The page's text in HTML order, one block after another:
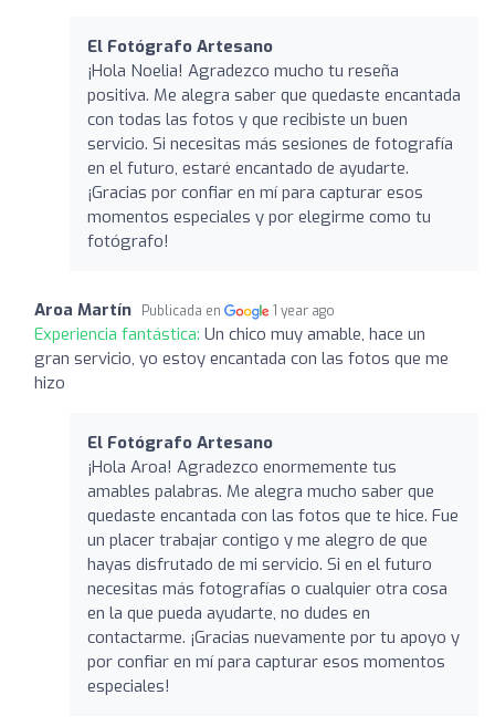
El Fotógrafo Artesano
¡Hola Noelia! Agradezco mucho tu reseña
positiva. Me alegra saber que quedaste encantada
con todas las fotos y que recibiste un buen
servicio. Si necesitas más sesiones de fotografía
en el futuro, estaré encantado de ayudarte.
¡Gracias por confiar en mí para capturar esos
momentos especiales y por elegirme como tu
fotógrafo!
Aroa Martín Publicada en 1 year ago
Experiencia fantástica: Un chico muy amable, hace un
gran servicio, yo estoy encantada con las fotos que me
hizo
El Fotógrafo Artesano
¡Hola Aroa! Agradezco enormemente tus
amables palabras. Me alegra mucho saber que
quedaste encantada con las fotos que te hice. Fue
un placer trabajar contigo y me alegro de que
hayas disfrutado de mi servicio. Si en el futuro
necesitas más fotografías o cualquier otra cosa
en la que pueda ayudarte, no dudes en
contactarme. ¡Gracias nuevamente por tu apoyo y
por confiar en mí para capturar esos momentos
especiales!